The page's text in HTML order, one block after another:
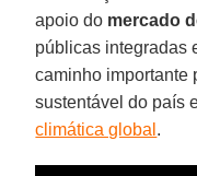
apoio do mercado
públicas integradas
caminho importante
sustentável do país
climática global .